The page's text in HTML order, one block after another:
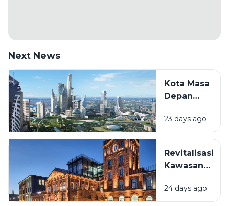
Next News
Kota Masa
Depan
Seperti
Apa?
Inovasi
yang Mulai
Sekarang
23 days ago
Revitalisasi
Kawasan
Mengapa
Bangunan
24 days ago